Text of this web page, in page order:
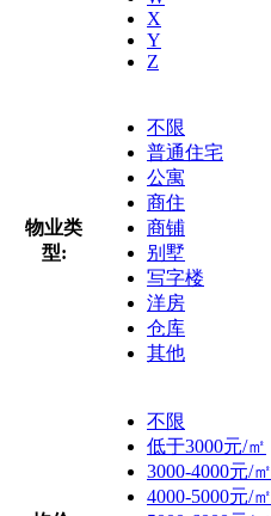
X
Y
Z
物业类
型:
不限
普通住宅
公寓
商住
商铺
别墅
写字楼
洋房
仓库
其他
不限
低于3000元/㎡
3000-4000元/㎡
4000-5000元/㎡